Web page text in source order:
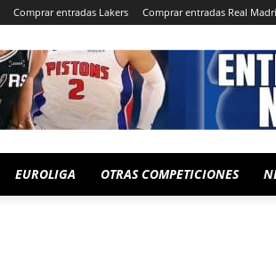
Comprar entradas Lakers Comprar entradas Real
EUROLIGA OTRAS COMPETICIONES